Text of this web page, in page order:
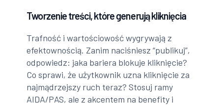
Tworzenie treści, które generują kliknięcia
Trafność i wartościowość wygrywają z
efektownością. Zanim naciśniesz “publikuj”,
odpowiedz: jaka bariera blokuje kliknięcie?
Co sprawi, że użytkownik uzna kliknięcie za
najmądrzejszy ruch teraz? Stosuj ramy
AIDA/PAS, ale z akcentem na benefity i